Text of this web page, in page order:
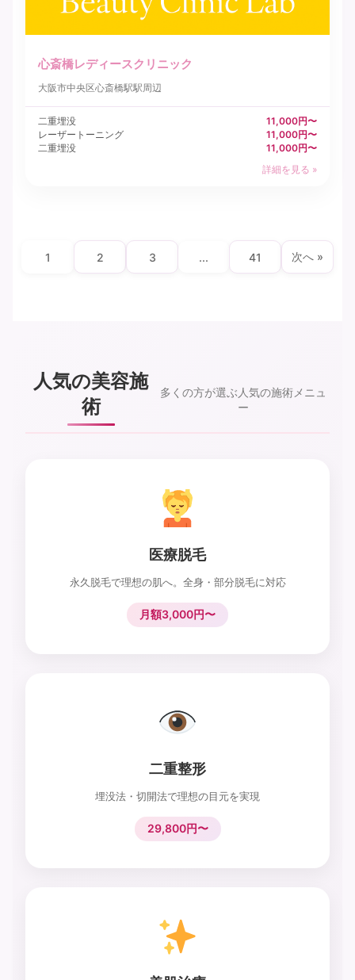
心斎橋レディースクリニック
大阪市中央区心斎橋駅駅周辺
二重埋没
11,000円〜
レーザートーニング
11,000円〜
二重埋没
11,000円〜
詳細を見る »
1 2 3 ... 41 次へ »
人気の美容施
術
多くの方が選ぶ人気の施術メニュ
ー
医療脱毛
永久脱毛で理想の肌へ。全身・部分脱毛に対応
月額3,000円〜
二重整形
埋没法・切開法で理想の目元を実現
29,800円〜